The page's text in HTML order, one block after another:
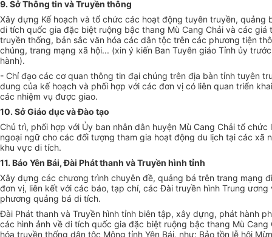
9. SởThông tin và Truyền thông
Xây dựng Kế hoạch và tổ chức các hoạt động tuyên truyền, quảng
di tích quốc gia đặc biệt ruộng bậc thang Mù Cang Chải và các giá
truyền thống, bản sắc văn hóa các dân tộc trên các phương tiện
chúng, trang mạng xã hội... (xin ý kiến Ban Tuyên giáo Tỉnh ủy
hành).
- Chỉ đạo các cơ quan thông tin đại chúng trên địa bàn tỉnh tuyên
dung của kế hoạch và phối hợp với các đơn vị có liên quan triển
các nhiệm vụ được giao.
10. Sở Giáo dục và Đào tạo
Chủ trì, phối hợp với Ủy ban nhân dân huyện Mù Cang Chải tổ chức l
ngoại ngữ cho các đối tượng tham gia hoạt động du lịch tại các xã
khu vực di tích.
11. Báo Yên Bái, Đài Phát thanh và Truyền hình tỉnh
Xây dựng các chương trình chuyên đề, quảng bá trên trang mạng
đơn vị, liên kết với các báo, tạp chí, các Đài truyền hình Trung ương
phương quảng bá di tích.
Đài Phát thanh và Truyền hình tỉnh biên tập, xây dựng, phát hành
các hình ảnh về di tích quốc gia đặc biệt ruộng bậc thang Mù Cang
hóa truyền thống dân tộc Mông tỉnh Yên Bái, như: Bảo tồn lễ hội